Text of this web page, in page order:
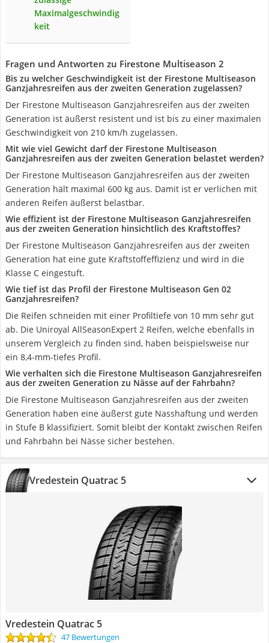
Maximalgeschwindig
keit
Fragen und Antworten zu Firestone Multiseason 2
Bis zu welcher Geschwindigkeit ist der Firestone Multiseason
Ganzjahresreifen aus der zweiten Generation zugelassen?
Der Firestone Multiseason Ganzjahresreifen aus der zweiten
Generation ist äußerst resistent und ist bis zu einer maximalen
Geschwindigkeit von 210 km/h zugelassen.
Mit wie viel Gewicht darf der Firestone Multiseason
Ganzjahresreifen aus der zweiten Generation belastet werden?
Der Firestone Multiseason Ganzjahresreifen aus der zweiten
Generation hält maximal 600 kg aus. Damit ist er verlichen mit
anderen Reifen äußerst belastbar.
Wie effizient ist der Firestone Multiseason Ganzjahresreifen
aus der zweiten Generation hinsichtlich des Kraftstoffes?
Der Firestone Multiseason Ganzjahresreifen aus der zweiten
Generation hat eine gute Kraftstoffeffizienz und wird in die
Klasse C eingestuft.
Wie tief ist das Profil der Firestone Multiseason Gen 02
Ganzjahresreifen?
Die Reifen schneiden mit einer Profiltiefe von 10 mm sehr gut
ab. Die Uniroyal AllSeasonExpert 2 Reifen, welche ebenfalls in
unserem Vergleich zu finden sind, haben beispielsweise nur
ein 8,4-mm-tiefes Profil.
Wie verhalten sich die Firestone Multiseason Ganzjahresreifen
aus der zweiten Generation zu Nässe auf der Fahrbahn?
Die Firestone Multiseason Ganzjahresreifen aus der zweiten
Generation haben eine äußerst gute Nasshaftung und werden
in Stufe B klassifiziert. Somit bleibt der Kontakt zwischen Reifen
und Fahrbahn bei Nässe sicher bestehen.
Vredestein Quatrac 5
Vredestein Quatrac 5
47 Bewertungen